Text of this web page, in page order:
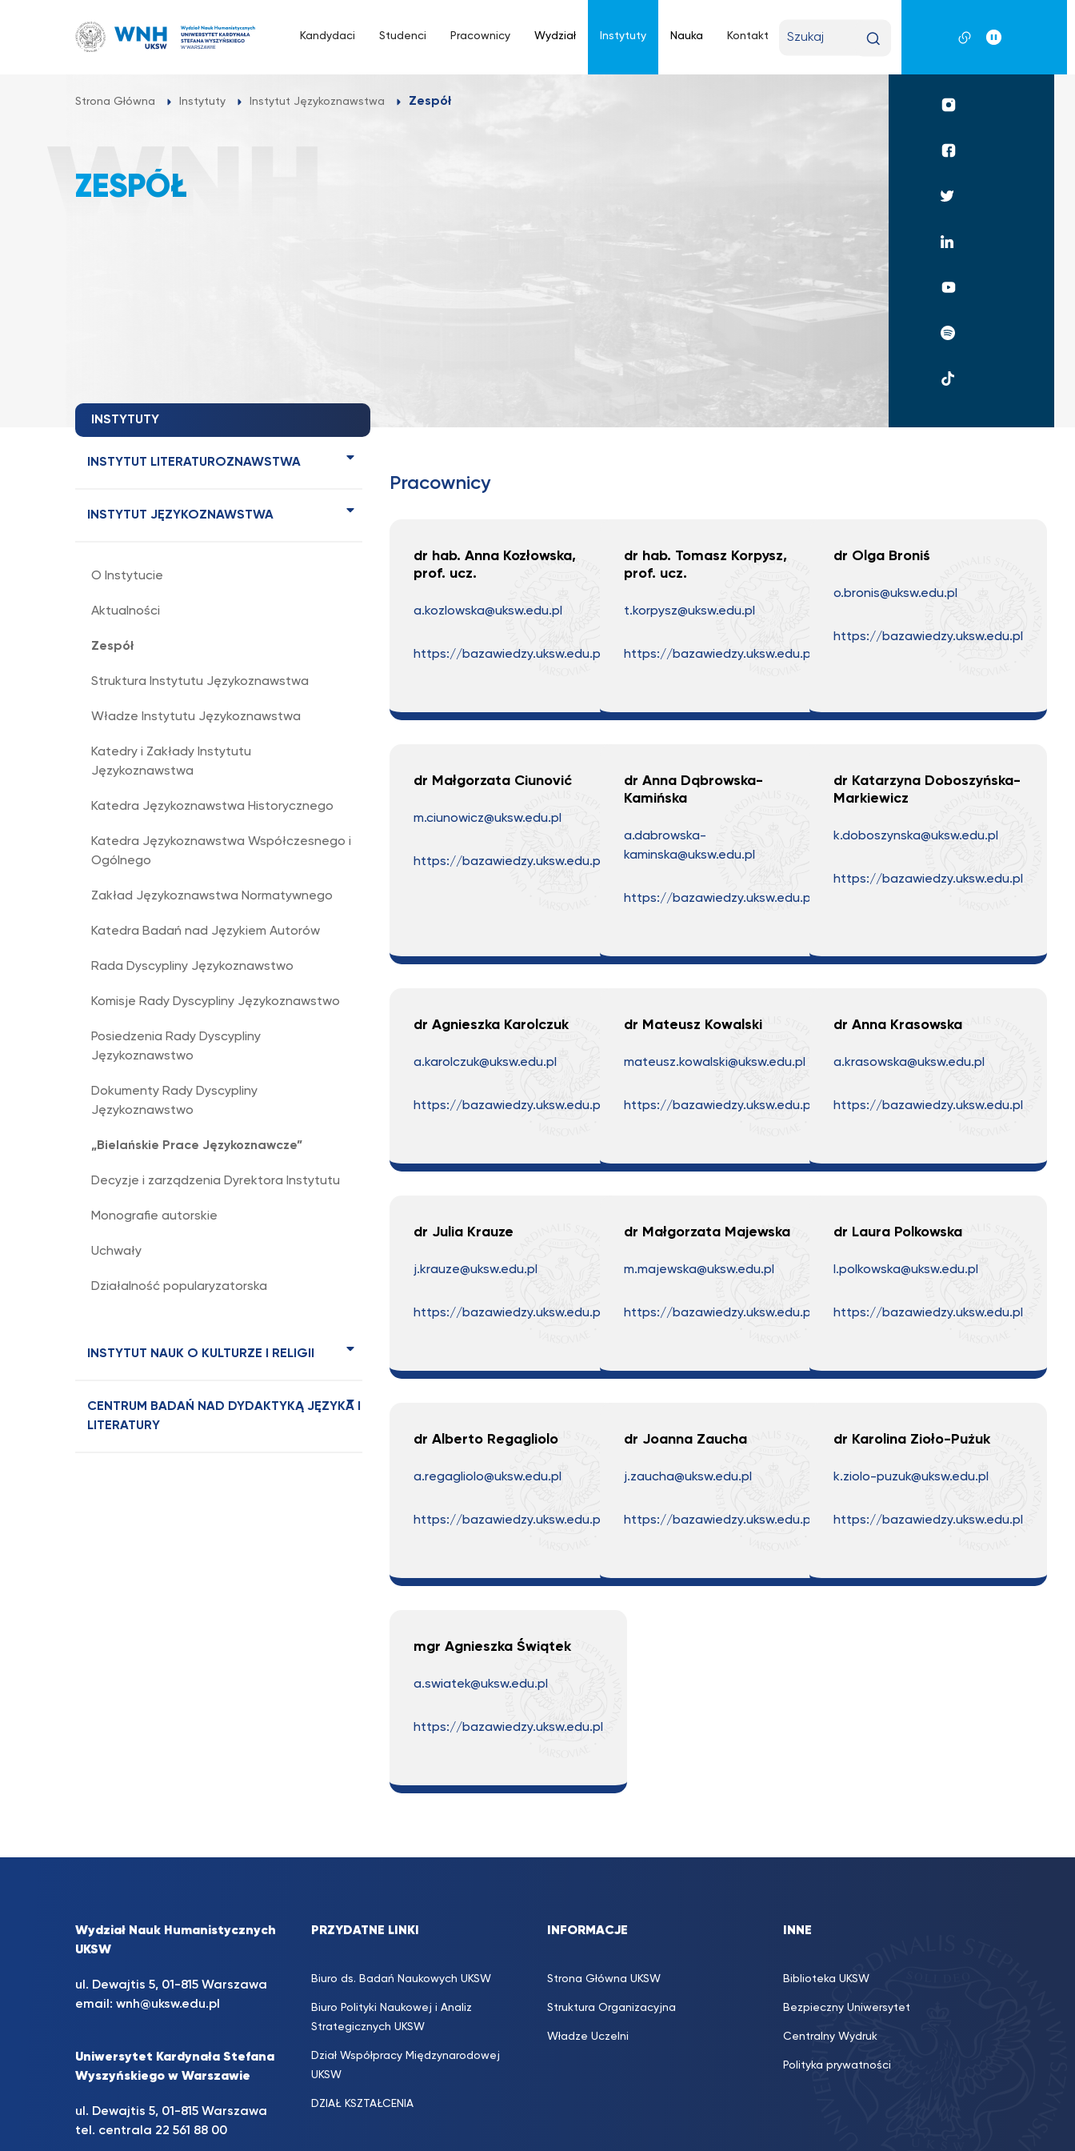
Kandydaci Studenci Pracownicy Wydział Instytuty Nauka Kontakt
wyszukiwaną
Strona Główna Instytuty Instytut Językoznawstwa Zespół
ZESPÓŁ
Profil
Profil
Profil
Profil
Linkedin
UKSW
UKSW
UKSW
INSTYTUTY
INSTYTUT LITERATUROZNAWSTWA
INSTYTUT JĘZYKOZNAWSTWA
O Instytucie
Aktualności
Zespół
Struktura Instytutu Językoznawstwa
Władze Instytutu Językoznawstwa
Katedry i Zakłady Instytutu
Językoznawstwa
Katedra Językoznawstwa Historycznego
Katedra Językoznawstwa Współczesnego i
Ogólnego
Zakład Językoznawstwa Normatywnego
Katedra Badań nad Językiem Autorów
Rada Dyscypliny Językoznawstwo
Komisje Rady Dyscypliny Językoznawstwo
Posiedzenia Rady Dyscypliny
Językoznawstwo
Dokumenty Rady Dyscypliny
Językoznawstwo
„Bielańskie Prace Językoznawcze”
Decyzje i zarządzenia Dyrektora Instytutu
Monografie autorskie
Uchwały
Działalność popularyzatorska
INSTYTUT NAUK O KULTURZE I RELIGII
CENTRUM BADAŃ NAD DYDAKTYKĄ JĘZYKA I
LITERATURY
Pracownicy
dr hab. Anna Kozłowska,
prof. ucz.
a.koz lowska@uksw.edu.pl
https://bazawiedzy.uksw.edu.pl
dr hab. Tomasz Korpysz,
prof. ucz.
t.korpysz@uksw.edu.pl
https://bazawiedzy.uksw.edu.pl
dr Olga Broniś
o.bronis@uksw.edu.pl
https://bazawiedzy.uksw.edu.pl
dr Małgorzata Ciunović
m.ciunowicz@uksw.edu.pl
https://bazawiedzy.uksw.edu.pl
dr Anna Dąbrowska-
Kamińska
a.dabrowska-
kaminska@uksw.edu.pl
https://bazawiedzy.uksw.edu.pl
dr Katarzyna Doboszyńska-
Markiewicz
k.doboszynska@uksw.edu.pl
https://bazawiedzy.uksw.edu.pl
dr Agnieszka Karolczuk
a.karolczuk@uksw.edu.pl
https://bazawiedzy.uksw.edu.pl
dr Mateusz Kowalski
mateusz.kowalski@uksw.edu.pl
https://bazawiedzy.uksw.edu.pl
dr Anna Krasowska
a.krasowska@uksw.edu.pl
https://bazawiedzy.uksw.edu.pl
dr Julia Krauze
j.krauze@uksw.edu.pl
https://bazawiedzy.uksw.edu.pl
dr Małgorzata Majewska
m.majewska@uksw.edu.pl
https://bazawiedzy.uksw.edu.pl
dr Laura Polkowska
l.polkowska@uksw.edu.pl
https://bazawiedzy.uksw.edu.pl
dr Alberto Regagliolo
a.regagliolo@uksw.edu.pl
https://bazawiedzy.uksw.edu.pl
dr Joanna Zaucha
j.zaucha@uksw.edu.pl
https://bazawiedzy.uksw.edu.pl
dr Karolina Zioło-Pużuk
k.ziolo-puzuk@uksw.edu.pl
https://bazawiedzy.uksw.edu.pl
mgr Agnieszka Świątek
a.swiatek@uksw.edu.pl
https://bazawiedzy.uksw.edu.pl
Wydział Nauk Humanistycznych
UKSW
ul. Dewajtis 5, 01-815 Warszawa
email: wnh@uksw.edu.pl
Uniwersytet Kardynała Stefana
Wyszyńskiego w Warszawie
ul. Dewajtis 5, 01-815 Warszawa
tel. centrala 22 561 88 00
PRZYDATNE LINKI
Biuro ds. Badań Naukowych UKSW
Biuro Polityki Naukowej i Analiz
Strategicznych UKSW
Dział Współpracy Międzynarodowej
UKSW
DZIAŁ KSZTAŁCENIA
INFORMACJE
Strona Główna UKSW
Struktura Organizacyjna
Władze Uczelni
INNE
Biblioteka UKSW
Bezpieczny Uniwersytet
Centralny Wydruk
Polityka prywatności